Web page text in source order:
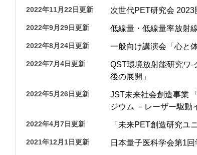
2022年11月22日更新 次世代PET研究会 2023
2022年9月29日更新 低線量・低線量率放射
2022年8月24日更新 一般向け講演会「心と
2022年7月4日更新
QST環境放射能研究ワ-
後の展開」
2022年5月26日更新
JST未来社会創造事業
ジウム －レーザー駆動
2022年4月7日更新 「未来PET創造研究ユ
2021年12月1日更新 日本量子医科学会第1